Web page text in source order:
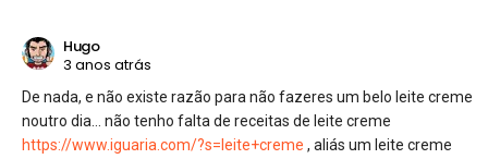
Hugo
3 anos atrás
De nada, e não existe razão para não fazeres um belo leite creme
noutro dia… não tenho falta de receitas de leite creme
https://www.iguaria.com/?s=leite+creme , aliás um leite creme